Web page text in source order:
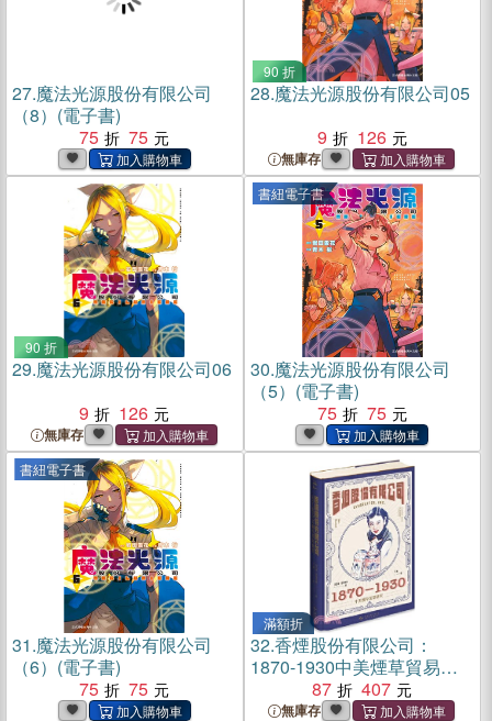
27.魔法光源股份有限公司
（8）(電子書)
75
75
90 折
28.魔法光源股份有限公司05
9
126
無庫存
90 折
29.魔法光源股份有限公司06
9
126
無庫存
書紐電子書
30.魔法光源股份有限公司
（5）(電子書)
75
75
書紐電子書
31.魔法光源股份有限公司
（6）(電子書)
75
75
滿額折
32.香煙股份有限公司：
1870-1930中美煙草貿易研
究（簡體書）
87 407
無庫存